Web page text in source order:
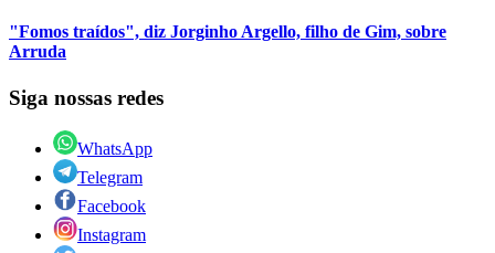
"Fomos traídos", diz Jorginho Argello, filho de Gim, sobre
Arruda
Siga nossas redes
WhatsApp
Telegram
Facebook
Instagram